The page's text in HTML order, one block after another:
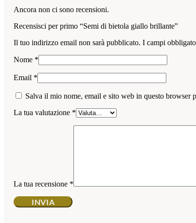
Ancora non ci sono recensioni.
Recensisci per primo “Semi di bietola giallo brillante”
Il tuo indirizzo email non sarà pubblicato. I campi
Nome *
Email *
Salva il mio nome, email e sito web in questo browser
La tua valutazione *
La tua recensione *